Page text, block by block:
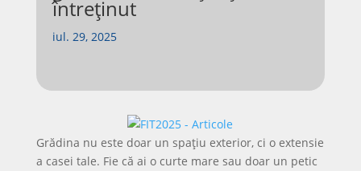
întreținut
iul. 29, 2025
Grădina nu este doar un spațiu exterior, ci o extensie
a casei tale. Fie că ai o curte mare sau doar un petic